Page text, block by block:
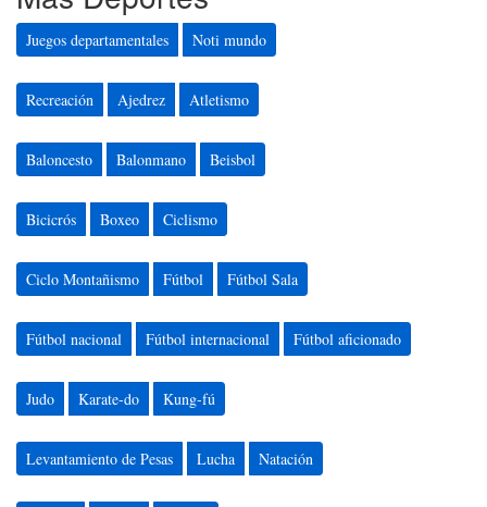
Juegos departamentales Noti mundo
Recreación Ajedrez Atletismo
Baloncesto Balonmano Beisbol
Bicicrós Boxeo Ciclismo
Ciclo Montañismo Fútbol Fútbol Sala
Fútbol nacional Fútbol internacional Fútbol aficionado
Judo Karate-do Kung-fú
Levantamiento de Pesas Lucha Natación